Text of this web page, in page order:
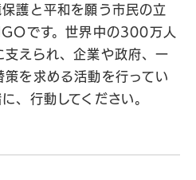
護と平和を願う市民の立
です。世界中の300万人
支えられ、企業や政府、一
を求める活動を行ってい
、行動してください。